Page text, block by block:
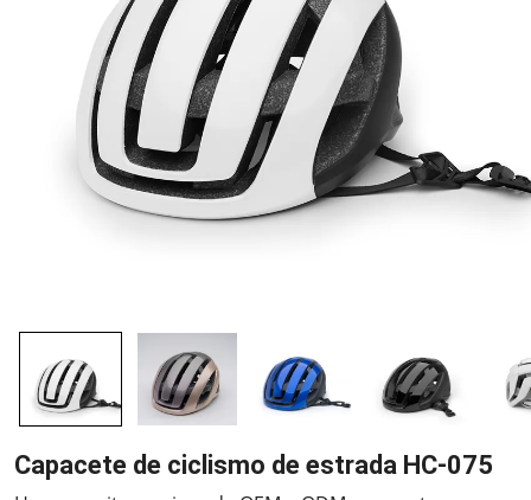
Capacete de ciclismo de estrada HC-075